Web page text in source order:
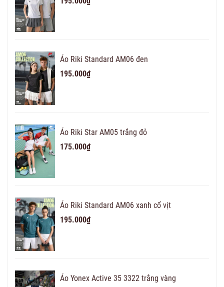
Áo Riki Standard AM06 đen
195.000₫
Áo Riki Star AM05 trắng đỏ
175.000₫
Áo Riki Standard AM06 xanh cổ vịt
195.000₫
Áo Yonex Active 35 3322 trắng vàng